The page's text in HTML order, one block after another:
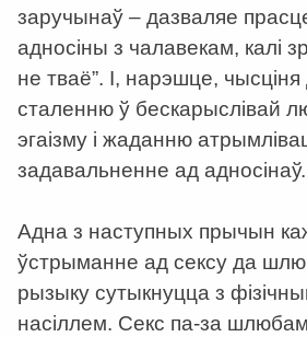
заручынаў – дазваляе
адносіны з чалавекам, калі
не тваё”. І, нарэшце,
сталенню ў бескарыслівай
эгаізму і жаданню
задавальненне ад адносінаў.
Адна з наступных прычын
ўстрыманне ад сексу да
рызыку сутыкнуцца з
насіллем. Секс па-за